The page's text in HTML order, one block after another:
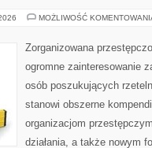
MOŻLIWOŚĆ
Zorganizowana
ogromne zainteresowanie
osób poszukujących
stanowi obszerne
organizacjom
działania, a także nowym